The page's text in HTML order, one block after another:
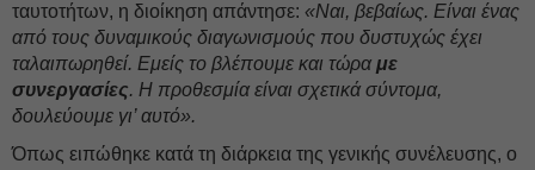
ταυτοτήτων, η διοίκηση απάντησε: «Ναι, βεβαίως. Είναι ένας
από τους δυναμικούς διαγωνισμούς που δυστυχώς έχει
ταλαιπωρηθεί. Εμείς το βλέπουμε και τώρα με
συνεργασίες. Η προθεσμία είναι σχετικά σύντομα,
δουλεύουμε γι’ αυτό».
Όπως ειπώθηκε κατά τη διάρκεια της γενικής συνέλευσης, ο